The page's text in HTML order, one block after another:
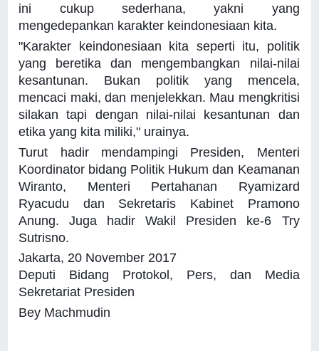
ini cukup sederhana, yakni yang
mengedepankan karakter keindonesiaan kita.
"Karakter keindonesiaan kita seperti itu, politik
yang beretika dan mengembangkan nilai-nilai
kesantunan. Bukan politik yang mencela,
mencaci maki, dan menjelekkan. Mau mengkritisi
silakan tapi dengan nilai-nilai kesantunan dan
etika yang kita miliki," urainya.
Turut hadir mendampingi Presiden, Menteri
Koordinator bidang Politik Hukum dan Keamanan
Wiranto, Menteri Pertahanan Ryamizard
Ryacudu dan Sekretaris Kabinet Pramono
Anung. Juga hadir Wakil Presiden ke-6 Try
Sutrisno.
Jakarta, 20 November 2017
Deputi Bidang Protokol, Pers, dan Media
Sekretariat Presiden
Bey Machmudin